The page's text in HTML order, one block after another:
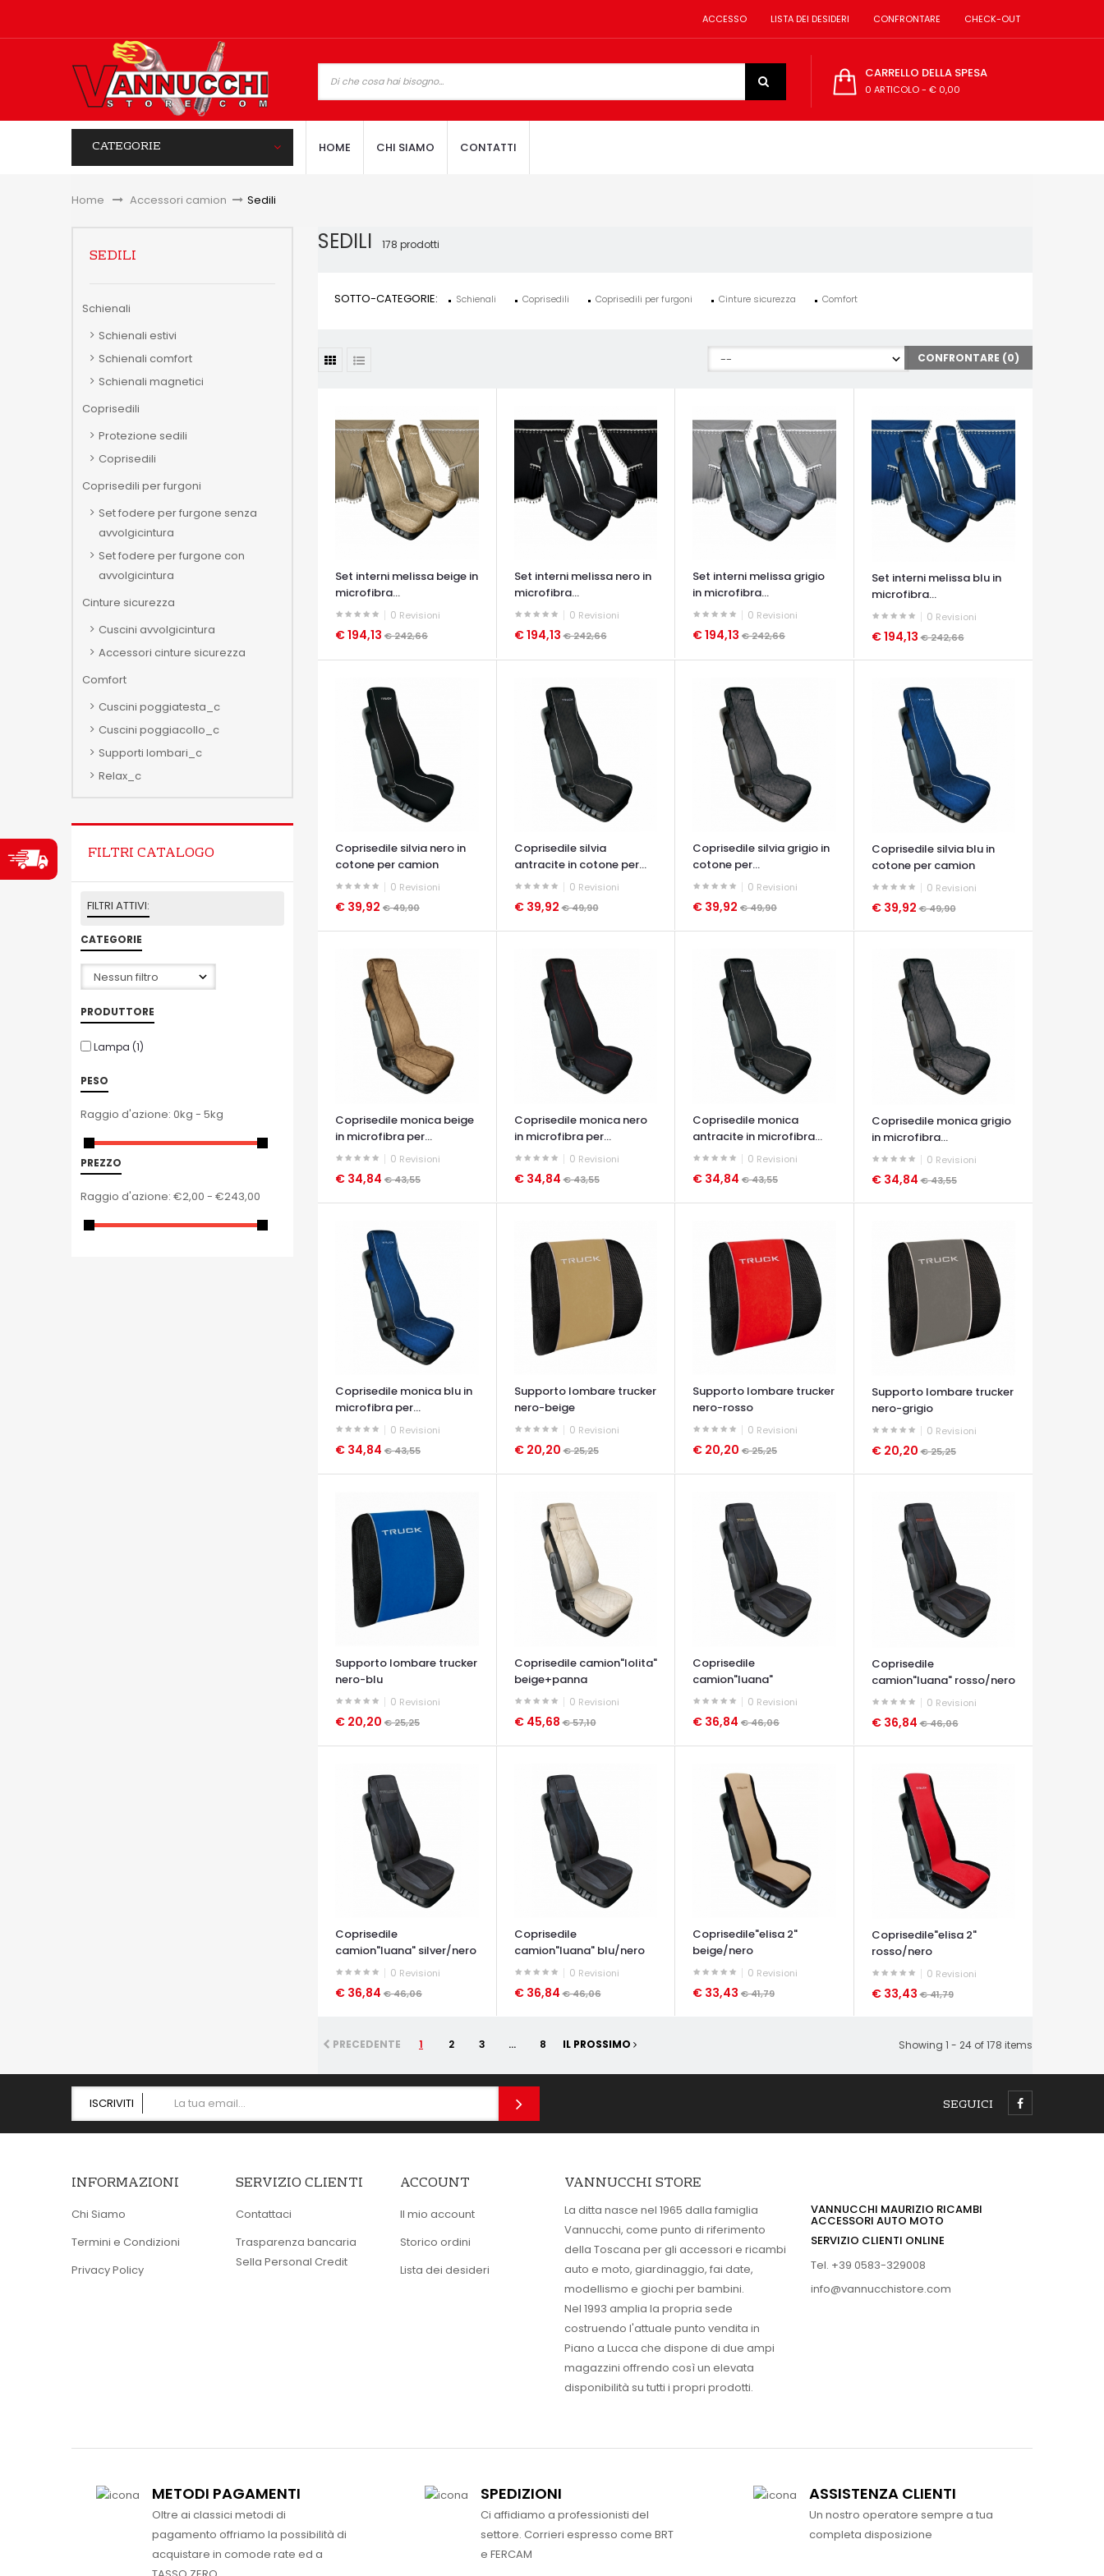
ACCESSO LISTA DEI DESIDERI CONFRONTARE CHECK-OUT
CARRELLO DELLA SPESA
0 ARTICOLO- € 0,00
CATEGORIE HOME CHI SIAMO CONTATTI
Home &gt;Accessori camion > Sedili
SEDILI
Schienali
Schienali estivi
Schienali comfort
Schienali magnetici
Coprisedili
Protezione sedili
Coprisedili
Coprisedili per furgoni
Set fodere per furgone senza
avvolgicintura
Set fodere per furgone con
avvolgicintura
Cinture sicurezza
Cuscini avvolgicintura
Accessori cinture sicurezza
Comfort
Cuscini poggiatesta_c
Cuscini poggiacollo_c
Supporti lombari_c
Relax_c
FILTRI CATALOGO
FILTRI ATTIVI:
CATEGORIE
PRODUTTORE
Lampa (1)
PESO
Raggio d'azione: 0kg - 5kg
PREZZO
Raggio d'azione: €2,00 - €243,00
SEDILI 178 prodotti
SOTTO-CATEGORIE: Schienali Coprisedili Coprisedili per furgoni Cinture sicurezza Comfort
CONFRONTARE (0)
Set interni melissa beige in
microfibra...
0 Revisioni
€ 194,13 € 242,66
Set interni melissa nero in
microfibra...
0 Revisioni
€ 194,13€ 242,66
Set interni melissa grigio
in microfibra...
0 Revisioni
€ 194,13 € 242,66
Set interni melissa blu in
microfibra...
0 Revisioni
€ 194,13€ 242,66
OCCHIATA VELOCE
Coprisedile silvia nero in
cotone per camion
0 Revisioni
€ 39,92 € 49,90
OCCHIATA VELOCE
Coprisedile silvia
antracite in cotone per...
0 Revisioni
€ 39,92€ 49,90
OCCHIATA VELOCE
Coprisedile silvia grigio in
cotone per...
0 Revisioni
€ 39,92 € 49,90
OCCHIATA VELOCE
Coprisedile silvia blu in
cotone per camion
0 Revisioni
€ 39,92€ 49,90
OCCHIATA VELOCE
Coprisedile monica beige
in microfibra per...
0 Revisioni
€ 34,84 € 43,55
OCCHIATA VELOCE
Coprisedile monica nero
in microfibra per...
0 Revisioni
€ 34,84€ 43,55
OCCHIATA VELOCE
Coprisedile monica
antracite in microfibra...
0 Revisioni
€ 34,84 € 43,55
OCCHIATA VELOCE
Coprisedile monica grigio
in microfibra...
0 Revisioni
€ 34,84€ 43,55
OCCHIATA VELOCE
Coprisedile monica blu in
microfibra per...
0 Revisioni
€ 34,84 € 43,55
OCCHIATA VELOCE
Supporto lombare trucker
nero-beige
0 Revisioni
€ 20,20€ 25,25
OCCHIATA VELOCE
Supporto lombare trucker
nero-rosso
0 Revisioni
€ 20,20 € 25,25
OCCHIATA VELOCE
Supporto lombare trucker
nero-grigio
0 Revisioni
€ 20,20€ 25,25
OCCHIATA VELOCE
Supporto lombare trucker
nero-blu
0 Revisioni
€ 20,20 € 25,25
OCCHIATA VELOCE
Coprisedile camion"lolita"
beige+panna
0 Revisioni
€ 45,68€ 57,10
OCCHIATA VELOCE
Coprisedile
camion"luana"
beige/nero
0 Revisioni
€ 36,84 € 46,06
OCCHIATA VELOCE
Coprisedile
camion"luana" rosso/nero
0 Revisioni
€ 36,84€ 46,06
OCCHIATA VELOCE
Coprisedile
camion"luana" silver/nero
0 Revisioni
€ 36,84 € 46,06
Coprisedile
camion"luana" blu/nero
0 Revisioni
€ 36,84€ 46,06
Coprisedile"elisa 2"
beige/nero
0 Revisioni
€ 33,43 € 41,79
Coprisedile"elisa 2"
rosso/nero
0 Revisioni
€ 33,43€ 41,79
PRECEDENTE 1 2 3 ... 8 IL PROSSIMO Showing 1 - 24 of 178 items
ISCRIVITI SEGUICI
INFORMAZIONI
Chi Siamo
Termini e Condizioni
Privacy Policy
SERVIZIO CLIENTI
Contattaci
Trasparenza bancaria
Sella Personal Credit
ACCOUNT
Il mio account
Storico ordini
Lista dei desideri
VANNUCCHI STORE
La ditta nasce nel 1965 dalla famiglia
Vannucchi, come punto di riferimento
della Toscana per gli accessori e ricambi
auto e moto, giardinaggio, fai date,
modellismo e giochi per bambini.
Nel 1993 amplia la propria sede
costruendo l'attuale punto vendita in
Piano a Lucca che dispone di due ampi
magazzini offrendo così un elevata
disponibilità su tutti i propri prodotti.
VANNUCCHI MAURIZIO RICAMBI
ACCESSORI AUTO MOTO
SERVIZIO CLIENTI ONLINE
Tel. +39 0583-329008
info@vannucchistore.com
METODI PAGAMENTI
Oltre ai classici metodi di
pagamento offriamo la possibilità di
acquistare in comode rate ed a
SPEDIZIONI
Ci affidiamo a professionisti del
settore. Corrieri espresso come BRT
e FERCAM
ASSISTENZA CLIENTI
Un nostro operatore sempre a tua
completa disposizione